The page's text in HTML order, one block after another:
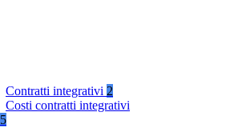
Contratti integrativi 2
Costi contratti integrativi
5